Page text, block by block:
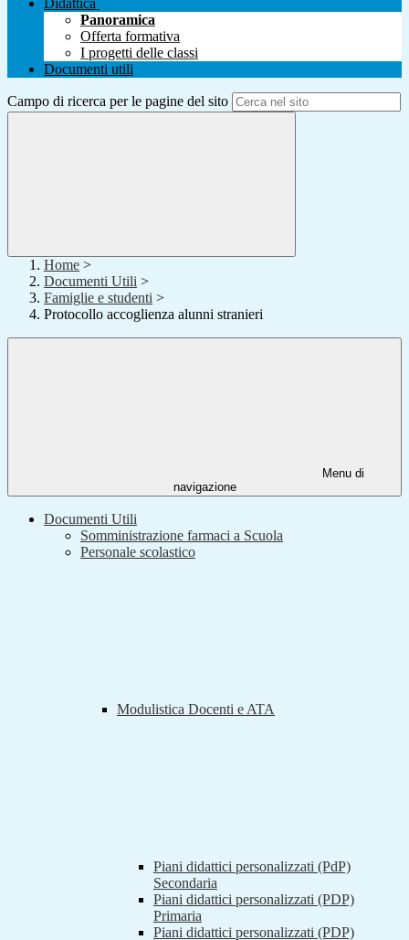
Didattica
Panoramica
Offerta formativa
I progetti delle classi
Documenti utili
Campo di ricerca per le pagine del sito
Home >
Documenti Utili >
Famiglie e studenti >
Protocollo accoglienza alunni stranieri
Menu di
navigazione
Documenti Utili
Somministrazione farmaci a Scuola
Personale scolastico
Modulistica Docenti e ATA
Piani didattici personalizzati (PdP)
Secondaria
Piani didattici personalizzati (PDP)
Primaria
Piani didattici personalizzati (PDP)